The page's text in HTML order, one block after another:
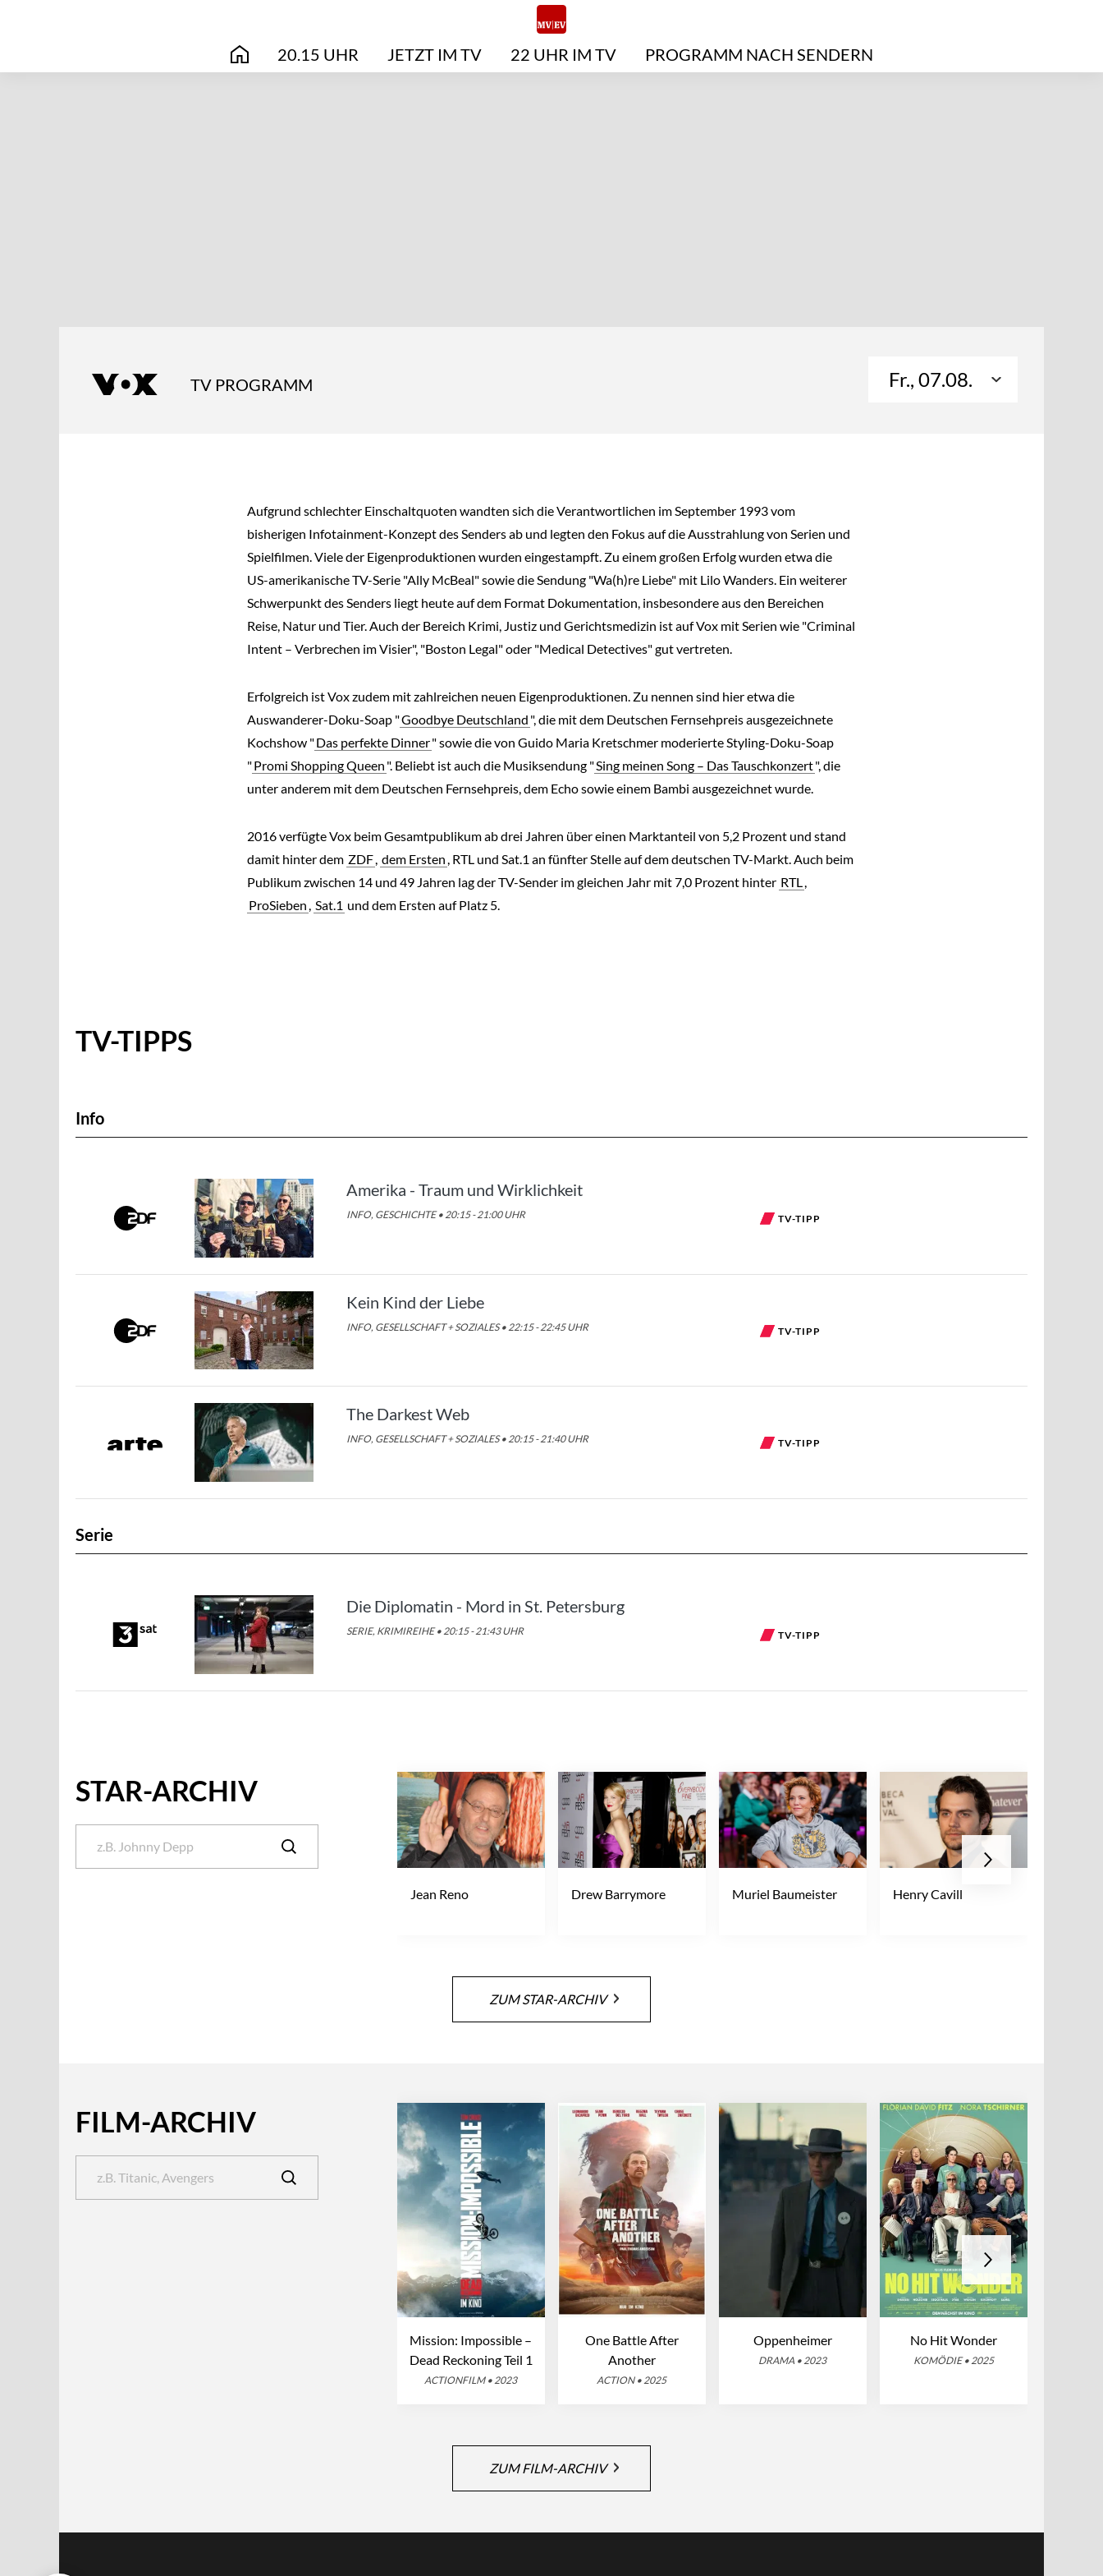
START20.15 UHR JETZT IM TV 22 UHR IM TV PROGRAMM NACH SENDERN
TV PROGRAMM Fr., 07.08.
Aufgrund schlechter Einschaltquoten wandten sich die Verantwortlichen im September 1993 vom
bisherigen Infotainment-Konzept des Senders ab und legten den Fokus auf die Ausstrahlung von Serien und
Spielfilmen. Viele der Eigenproduktionen wurden eingestampft. Zu einem großen Erfolg wurden etwa die
US-amerikanische TV-Serie "Ally McBeal" sowie die Sendung "Wa(h)re Liebe" mit Lilo Wanders. Ein weiterer
Schwerpunkt des Senders liegt heute auf dem Format Dokumentation, insbesondere aus den Bereichen
Reise, Natur und Tier. Auch der Bereich Krimi, Justiz und Gerichtsmedizin ist auf Vox mit Serien wie "Criminal
Intent – Verbrechen im Visier", "Boston Legal" oder "Medical Detectives" gut vertreten.
Erfolgreich ist Vox zudem mit zahlreichen neuen Eigenproduktionen. Zu nennen sind hier etwa die
Auswanderer-Doku-Soap "Goodbye Deutschland ", die mit dem Deutschen Fernsehpreis ausgezeichnete
Kochshow "Das perfekte Dinner" sowie die von Guido Maria Kretschmer moderierte Styling-Doku-Soap
"Promi Shopping Queen ". Beliebt ist auch die Musiksendung "Sing meinen Song – Das Tauschkonzert", die
unter anderem mit dem Deutschen Fernsehpreis, dem Echo sowie einem Bambi ausgezeichnet wurde.
2016 verfügte Vox beim Gesamtpublikum ab drei Jahren über einen Marktanteil von 5,2 Prozent und stand
damit hinter dem ZDF, dem Ersten , RTL und Sat.1 an fünfter Stelle auf dem deutschen TV-Markt. Auch beim
Publikum zwischen 14 und 49 Jahren lag der TV-Sender im gleichen Jahr mit 7,0 Prozent hinter RTL,
ProSieben , Sat.1 und dem Ersten auf Platz 5.
TV-TIPPS
Info
Amerika - Traum und Wirklichkeit
INFO, GESCHICHTE • 20:15 - 21:00 UHR TV-TIPP
Kein Kind der Liebe
INFO, GESELLSCHAFT + SOZIALES • 22:15 - 22:45 UHR TV-TIPP
The Darkest Web
INFO, GESELLSCHAFT + SOZIALES • 20:15 - 21:40 UHR TV-TIPP
Serie
Die Diplomatin - Mord in St. Petersburg
SERIE, KRIMIREIHE • 20:15 - 21:43 UHR TV-TIPP
STAR-ARCHIV
Jean Reno Drew Barrymore Muriel Baumeister Henry Cavill
ZUM STAR-ARCHIV
FILM-ARCHIV
Mission: Impossible –
Dead Reckoning Teil 1
ACTIONFILM • 2023
One Battle After
Another
ACTION • 2025
Oppenheimer
DRAMA • 2023
No Hit Wonder
KOMÖDIE • 2025
ZUM FILM-ARCHIV